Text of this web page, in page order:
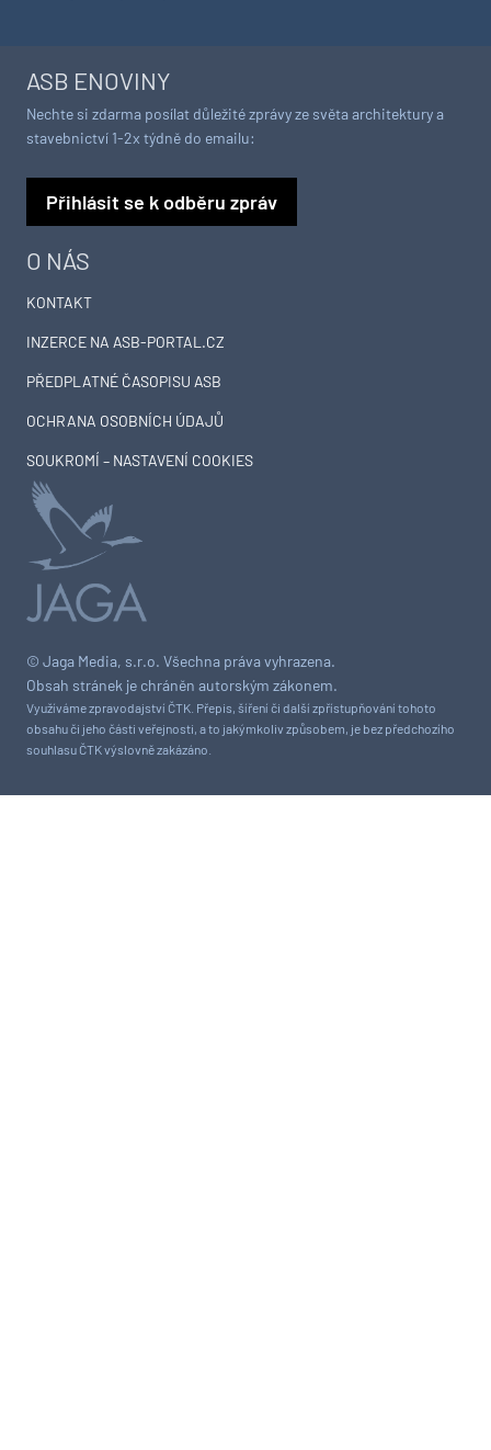
© Jaga Media, s.r.o. Všechna práva vyhrazena.
Obsah stránek je chráněn autorským zákonem.
Využíváme zpravodajství ČTK. Přepis, šíření či další zpřístupňování tohoto
obsahu či jeho části veřejnosti, a to jakýmkoliv způsobem, je bez předchozího
souhlasu ČTK výslovně zakázáno.
O NÁS
KONTAKT
INZERCE NA ASB-PORTAL.CZ
PŘEDPLATNÉ ČASOPISU ASB
OCHRANA OSOBNÍCH ÚDAJŮ
SOUKROMÍ – NASTAVENÍ COOKIES
ASB ENOVINY
Nechte si zdarma posílat důležité zprávy ze světa architektury a
stavebnictví 1-2x týdně do emailu:
Přihlásit se k odběru zpráv